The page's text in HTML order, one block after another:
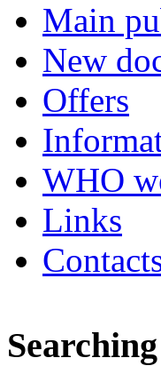
Main
New
Offers
WHO
Links